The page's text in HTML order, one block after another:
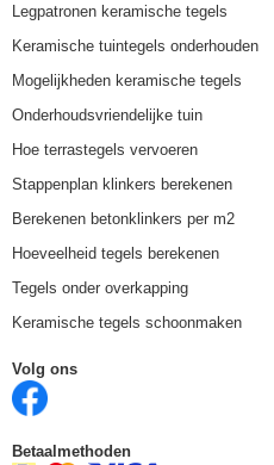
Legpatronen keramische tegels
Keramische tuintegels onderhouden
Mogelijkheden keramische tegels
Onderhoudsvriendelijke tuin
Hoe terrastegels vervoeren
Stappenplan klinkers berekenen
Berekenen betonklinkers per m2
Hoeveelheid tegels berekenen
Tegels onder overkapping
Keramische tegels schoonmaken
Volg ons
Betaalmethoden